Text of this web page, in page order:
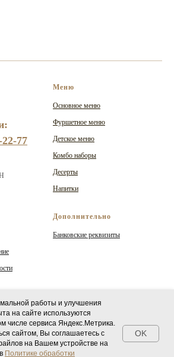
77
Меню
Основное меню
Фуршетное меню
Детское меню
Комбо наборы
Десерты
Напитки
Дополнительно
Банковские реквизиты
работы и улучшения
на сайте используются
числе сервиса Яндекс.Метрика.
сайтом, Вы соглашаетесь с
на Вашем устройстве на
Политике обработки
OK